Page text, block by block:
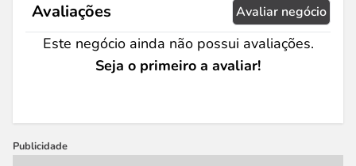
Avaliações Avaliar negócio
Este negócio ainda não possui avaliações.
Seja o primeiro a avaliar!
Publicidade